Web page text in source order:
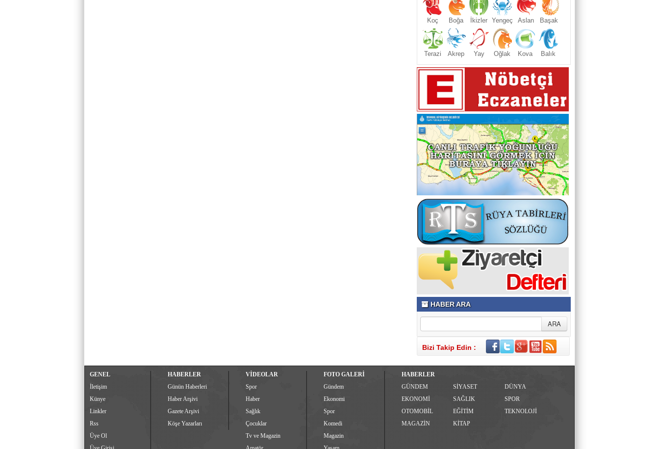
Koç Boğa İkizler Yengeç Aslan Başak
Terazi Akrep Yay Oğlak Kova Balık
HABER ARA
Bizi Takip Edin :
GENEL
İletişim
Künye
Linkler
Rss
Üye Ol
HABERLER
Günün Haberleri
Haber Arşivi
Gazete Arşivi
Köşe Yazarları
VİDEOLAR
Spor
Haber
Sağlık
Çocuklar
Tv ve Magazin
FOTO GALERİ
Gündem
Ekonomi
Spor
Komedi
Magazin
HABERLER
GÜNDEM
SİYASET
DÜNYA
EKONOMİ
SAĞLIK
SPOR
OTOMOBİL
EĞİTİM
TEKNOLOJİ
MAGAZİN
KİTAP